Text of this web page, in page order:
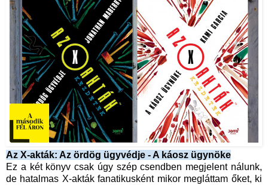
Az X-akták: Az ördög ügyvédje - A káosz ügynöke
Ez a két könyv csak úgy szép csendben megjelent nálunk,
de hatalmas X-akták fanatikusként mikor megláttam őket, ki